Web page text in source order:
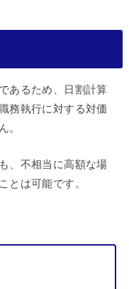
あるため、日割計算
務執行に対する対価
。
、不相当に高額な場
とは可能です。